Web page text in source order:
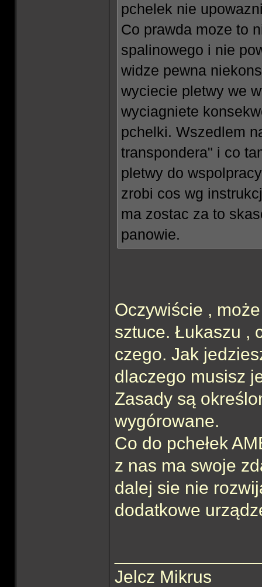
pchelek nie
Co prawda moze to
spalinowego i nie
widze pewna
wyciecie pletwy we
wyciagniete
pchelki. Wszedlem
transpondera" i co
pletwy do
zrobi cos wg
ma zostac za to
panowie.
Oczywiście ,
sztuce. Łukaszu ,
czego. Jak
dlaczego musisz
Zasady są
wygórowane.
Co do pchełek
z nas ma swoje
dalej sie nie
dodatkowe
Jelcz Mikrus